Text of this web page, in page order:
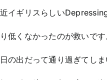
イギリスらしい
低くなかったのが救いで
の出だって通り過ぎてしま